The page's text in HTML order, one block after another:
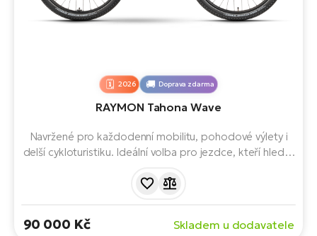
Doprava zdarma
2026
RAYMON Tahona Wave
Navržené pro každodenní mobilitu, pohodové výlety i
delší cykloturistiku. Ideální volba pro jezdce, kteří hledají
elektrický pohon pro město i cyklostezky. Nízký nástup
90 000 Kč Skladem u dodavatele